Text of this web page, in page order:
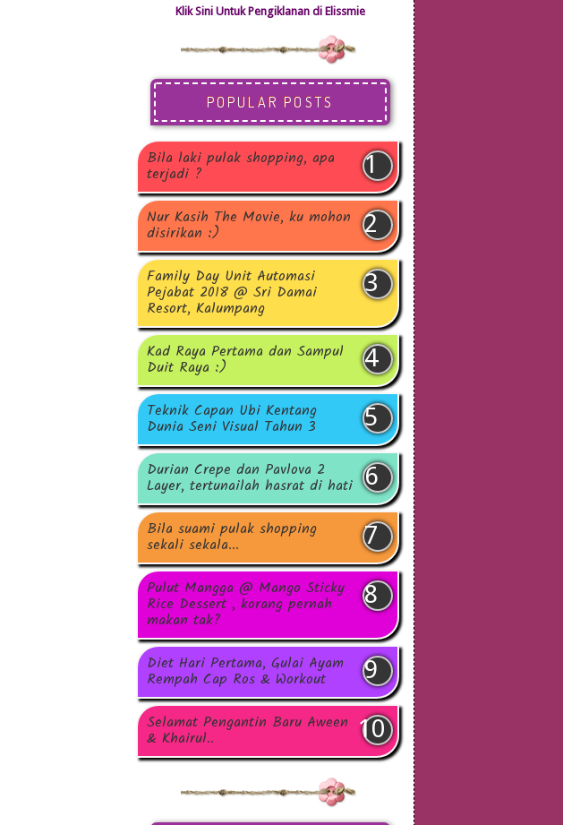
Klik Sini Untuk Pengiklanan di Elissmie
POPULAR POSTS
Bila laki pulak shopping, apa
terjadi ?
Nur Kasih The Movie, ku mohon
disirikan :)
Family Day Unit Automasi
Pejabat 2018 @ Sri Damai
Resort, Kalumpang
Kad Raya Pertama dan Sampul
Duit Raya :)
Teknik Capan Ubi Kentang
Dunia Seni Visual Tahun 3
Durian Crepe dan Pavlova 2
Layer, tertunailah hasrat di hati
Bila suami pulak shopping
sekali sekala...
Pulut Mangga @ Mango Sticky
Rice Dessert , korang pernah
makan tak?
Diet Hari Pertama, Gulai Ayam
Rempah Cap Ros & Workout
Selamat Pengantin Baru Aween
& Khairul..